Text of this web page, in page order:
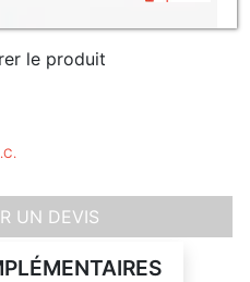
le produit
UN DEVIS